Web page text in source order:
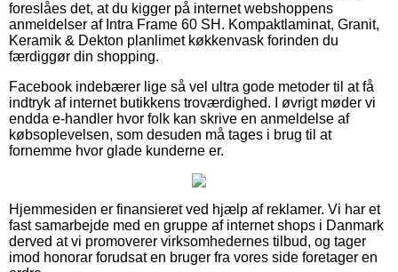
foreslåes det, at du kigger på internet webshoppens
anmeldelser af Intra Frame 60 SH. Kompaktlaminat, Granit,
Keramik & Dekton planlimet køkkenvask forinden du
færdiggør din shopping.
Facebook indebærer lige så vel ultra gode metoder til at få
indtryk af internet butikkens troværdighed. I øvrigt møder vi
endda e-handler hvor folk kan skrive en anmeldelse af
købsoplevelsen, som desuden må tages i brug til at
fornemme hvor glade kunderne er.
Hjemmesiden er finansieret ved hjælp af reklamer. Vi har et
fast samarbejde med en gruppe af internet shops i Danmark
derved at vi promoverer virksomhedernes tilbud, og tager
imod honorar forudsat en bruger fra vores side foretager en